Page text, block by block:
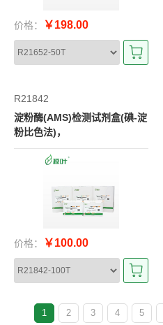
价格： ￥198.00
R21842
淀粉酶(AMS)检测试剂盒(碘-淀
粉比色法)，
价格： ￥100.00
1 2 3 4 5